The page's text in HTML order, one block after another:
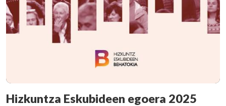
Hizkuntza Eskubideen egoera 2025